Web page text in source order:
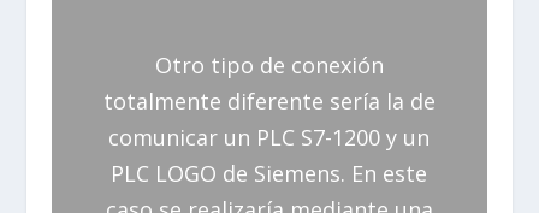
Otro tipo de conexión
totalmente diferente sería la de
comunicar un PLC S7-1200 y un
PLC LOGO de Siemens. En este